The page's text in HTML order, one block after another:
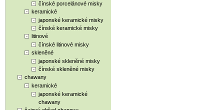
čínské porcelánové misky
keramické
japonské keramické misky
čínské keramické misky
litinové
čínské litinové misky
skleněné
japonské skleněné misky
čínské skleněné misky
chawany
keramické
japonské keramické
chawany